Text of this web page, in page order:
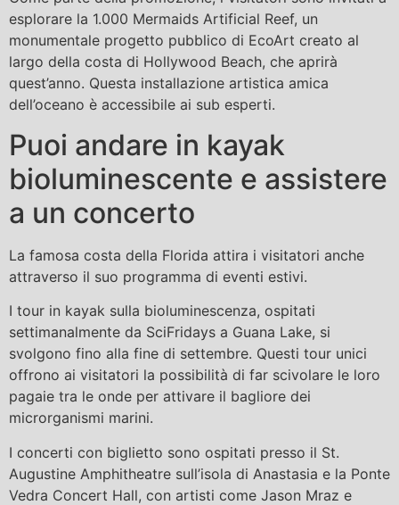
esplorare la 1.000 Mermaids Artificial Reef, un
monumentale progetto pubblico di EcoArt creato al
largo della costa di Hollywood Beach, che aprirà
quest’anno. Questa installazione artistica amica
dell’oceano è accessibile ai sub esperti.
Puoi andare in kayak
bioluminescente e assistere
a un concerto
La famosa costa della Florida attira i visitatori anche
attraverso il suo programma di eventi estivi.
I tour in kayak sulla bioluminescenza, ospitati
settimanalmente da SciFridays a Guana Lake, si
svolgono fino alla fine di settembre. Questi tour unici
offrono ai visitatori la possibilità di far scivolare le loro
pagaie tra le onde per attivare il bagliore dei
microrganismi marini.
I concerti con biglietto sono ospitati presso il St.
Augustine Amphitheatre sull’isola di Anastasia e la Ponte
Vedra Concert Hall, con artisti come Jason Mraz e